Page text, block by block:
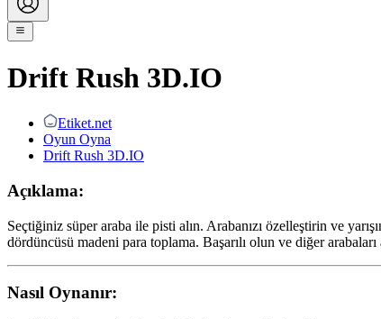
Drift Rush 3D.IO
Etiket.net
Oyun Oyna
Drift Rush 3D.IO
Açıklama:
Seçtiğiniz süper araba ile pisti alın. Arabanızı özelleştirin ve
dördüncüsü madeni para toplama. Başarılı olun ve diğer
Nasıl Oynanır: